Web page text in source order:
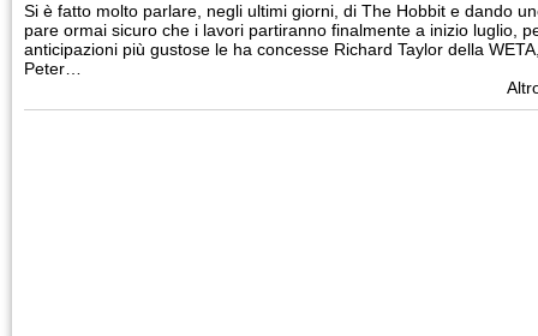
Si è fatto molto parlare, negli ultimi giorni, di The Hobbit e dando
pare ormai sicuro che i lavori partiranno finalmente a inizio luglio,
anticipazioni più gustose le ha concesse Richard Taylor della
Peter…